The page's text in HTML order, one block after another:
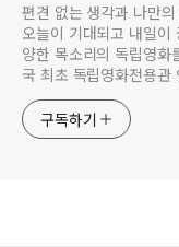
편견 없는 생각과 나만
오늘이 기대되고 내일
양한 목소리의 독립영화
국 최초 독립영화전용관
구독하기